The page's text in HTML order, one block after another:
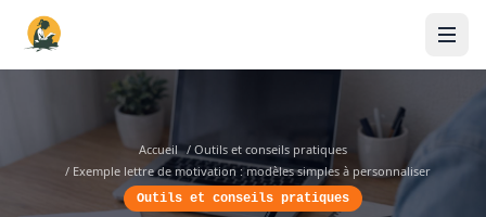
Accueil / Outils et conseils pratiques
/ Exemple lettre de motivation : modèles simples à personnaliser
Outils et conseils pratiques